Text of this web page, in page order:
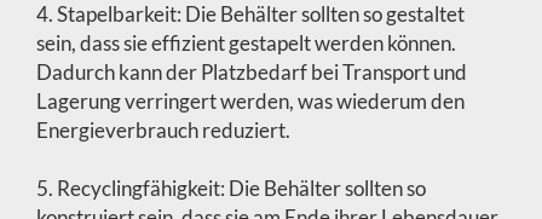
4. Stapelbarkeit: Die Behälter sollten so gestaltet
sein, dass sie effizient gestapelt werden können.
Dadurch kann der Platzbedarf bei Transport und
Lagerung verringert werden, was wiederum den
Energieverbrauch reduziert.
5. Recyclingfähigkeit: Die Behälter sollten so